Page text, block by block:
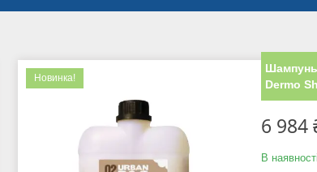
Новинка!
Шампунь
Dermo
6 984
В наявності